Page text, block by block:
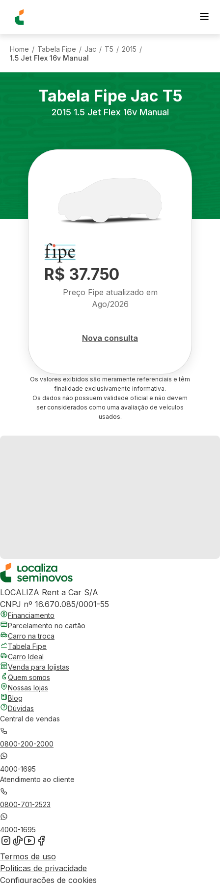
Home / Tabela Fipe / Jac / T5 / 2015 /
1.5 Jet Flex 16v Manual
Tabela Fipe Jac T5
2015 1.5 Jet Flex 16v Manual
R$ 37.750
Preço Fipe atualizado em
Ago/2026
Nova consulta
Os valores exibidos são meramente referenciais e têm
finalidade exclusivamente informativa.
Os dados não possuem validade oficial e não devem
ser considerados como uma avaliação de veículos
usados.
LOCALIZA Rent a Car S/A
CNPJ nº 16.670.085/0001-55
Financiamento
Parcelamento no cartão
Carro na troca
Tabela Fipe
Carro Ideal
Venda para lojistas
Quem somos
Nossas lojas
Blog
Dúvidas
Central de vendas
0800-200-2000
4000-1695
Atendimento ao cliente
0800-701-2523
4000-1695
Termos de uso
Políticas de privacidade
Configurações de cookies